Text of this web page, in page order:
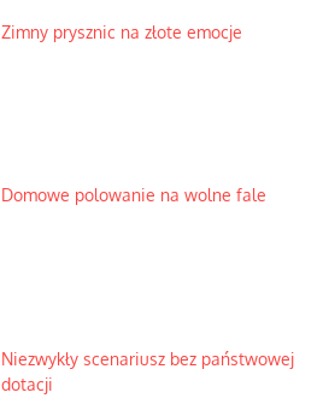
Zimny prysznic na złote emocje
Domowe polowanie na wolne fale
Niezwykły scenariusz bez państwowej
dotacji